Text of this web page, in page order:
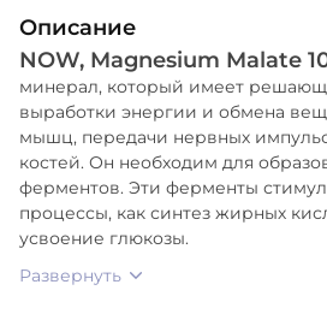
растительного сырья.
Описание
NOW, Magnesium Malate
минерал, который имеет
выработки энергии и обмена
мышц, передачи нервных
костей. Он необходим для
ферментов. Эти ферменты
процессы, как синтез жирных
усвоение глюкозы.
Развернуть